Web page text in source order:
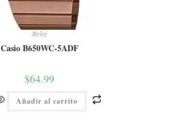
Reloj
Casio B650WC-5ADF
$64.99
Añadir al carrito